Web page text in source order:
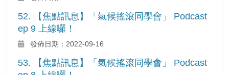
52. 【焦點訊息】「氣候搖滾同學會」 Podcast
ep 9 上線囉！
發佈日期：2022-09-16
53. 【焦點訊息】「氣候搖滾同學會」 Podcast